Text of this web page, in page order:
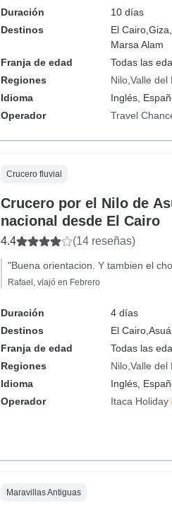
Duración
10 días
Destinos
El Cairo, Giza,
Marsa Alam
Franja de edad
Todas las
Regiones
Nilo Valle del
Idioma
Inglés,
Operador
Travel
Crucero fluvial
Crucero por el Nilo de
nacional desde El Cairo
4.4 (14 reseñas)
"Buena orientacion. Y tambien el
Rafael, viajó en Febrero
Duración
4 días
Destinos
El Cairo,
Franja de edad
Todas las
Regiones
Nilo Valle del
Idioma
Inglés,
Operador
Itaca Holiday
Maravillas Antiguas